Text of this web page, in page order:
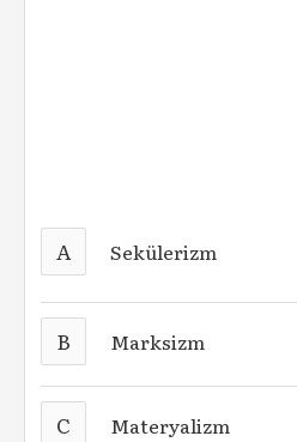
A Sekülerizm
B Marksizm
C Materyalizm